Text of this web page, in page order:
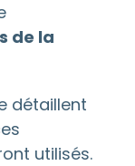
de la
détaillent
utilisés.